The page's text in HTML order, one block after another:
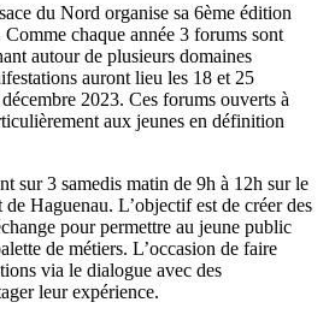
du Nord organise sa 6ème édition
chaque année 3 forums sont
autour de plusieurs domaines
auront lieu les 18 et 25
2023. Ces forums ouverts à
aux jeunes en définition
sur 3 samedis matin de 9h à 12h sur le
Haguenau. L’objectif est de créer des
pour permettre au jeune public
de métiers. L’occasion de faire
via le dialogue avec des
leur expérience.